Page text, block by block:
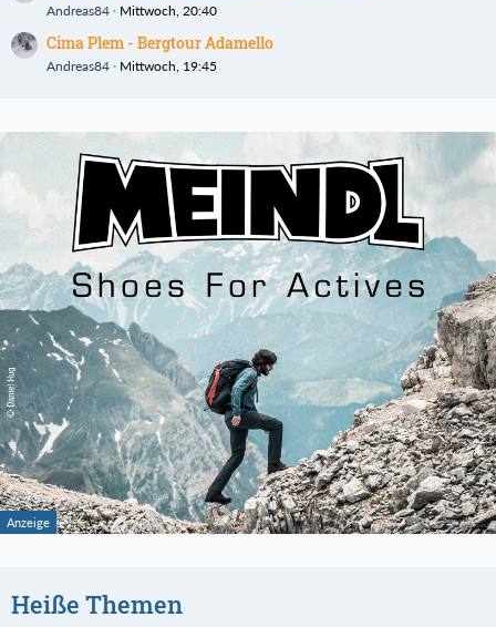
Andreas84 Mittwoch, 20:40
Cima Plem - Bergtour Adamello
Andreas84 Mittwoch, 19:45
Heiße Themen